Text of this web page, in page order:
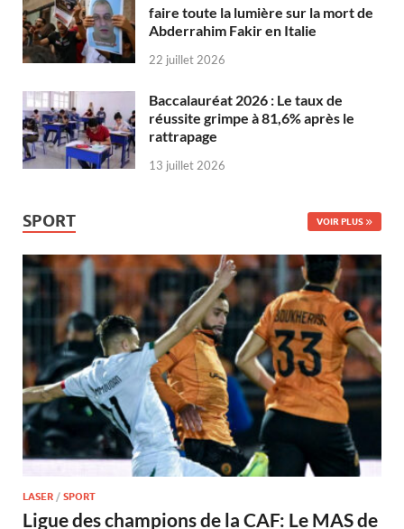
faire toute la lumière sur la mort de
Abderrahim Fakir en Italie
22 juillet 2026
Baccalauréat 2026 : Le taux de
réussite grimpe à 81,6% après le
rattrapage
13 juillet 2026
SPORT VOIR PLUS
LASER / SPORT
Ligue des champions de la CAF: Le MAS de